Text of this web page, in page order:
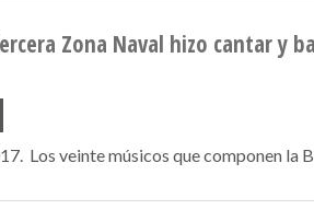
Zona Naval hizo cantar y
Los veinte músicos que componen la